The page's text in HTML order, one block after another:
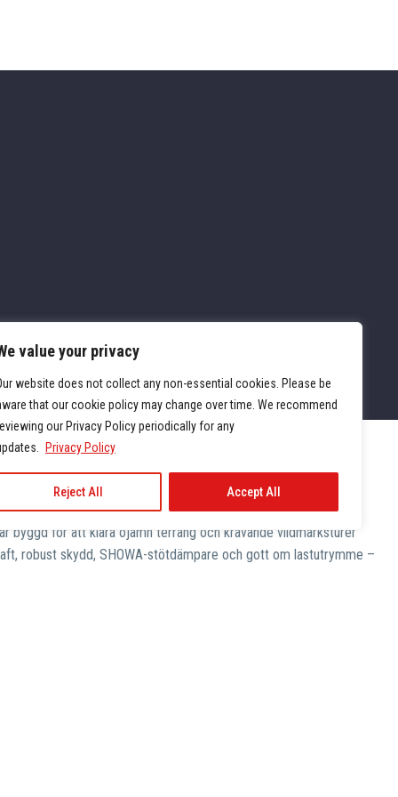
value your privacy
website does not collect any non-essential cookies. Please be
that our cookie policy may change over time. We recommend
our Privacy Policy periodically for any
Privacy Policy
Reject All Accept All
AM OUTLANDER 6X6 2026
1000 T
köras på allmän väg
byggd för att klara ojämn terräng och krävande vildmarksturer
robust skydd, SHOWA-stötdämpare och gott om lastutrymme –